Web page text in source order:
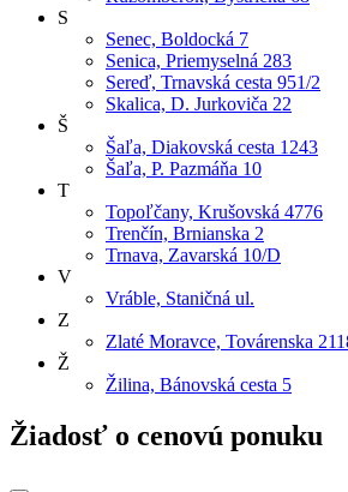
S
Senec, Boldocká 7
Senica, Priemyselná 283
Sereď, Trnavská cesta 951/2
Skalica, D. Jurkoviča 22
Š
Šaľa, Diakovská cesta 1243
Šaľa, P. Pazmáňa 10
T
Topoľčany, Krušovská 4776
Trenčín, Brnianska 2
Trnava, Zavarská 10/D
V
Vráble, Staničná ul.
Z
Zlaté Moravce, Továrenska
Ž
Žilina, Bánovská cesta 5
Žiadosť o cenovú ponuku